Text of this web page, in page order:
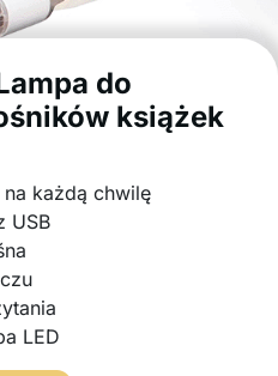
do
książek
każdą chwilę
USB
LED